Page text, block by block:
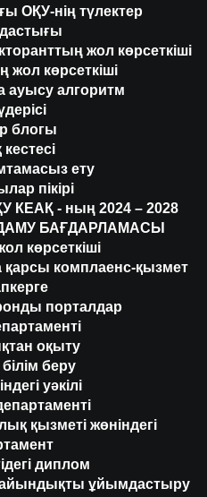
ОҚУ-нің түлектер
жол көрсеткіші
жол көрсеткіші
ауысу алгоритм
блогы
ету
пікірі
КЕАҚ - ның 2024 – 2028
ДАМУ БАҒДАРЛАМАСЫ
көрсеткіші
комплаенс-қызмет
порталдар
оқыту
беру
уәкілі
қызметі жөніндегі
диплом
ұйымдастыру